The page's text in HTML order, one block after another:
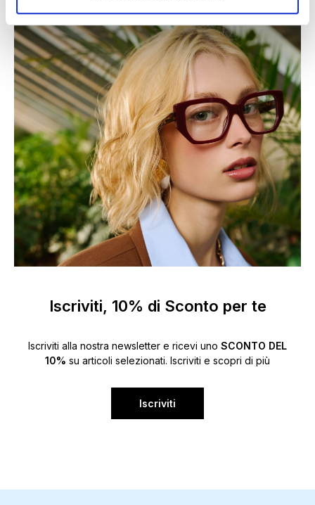
Iscriviti, 10% di Sconto per te
Iscriviti alla nostra newsletter e ricevi uno SCONTO DEL
10% su articoli selezionati. Iscriviti e scopri di più
Iscriviti